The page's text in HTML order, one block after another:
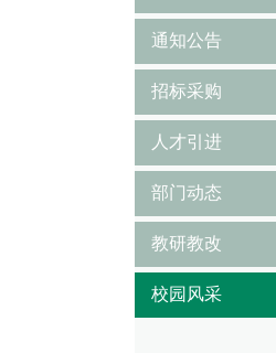
通知公告
招标采购
人才引进
部门动态
教研教改
校园风采